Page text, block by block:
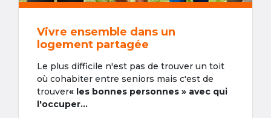
Vivre ensemble dans un
logement partagée
Le plus difficile n'est pas de trouver un toit
où cohabiter entre seniors mais c'est de
trouver« les bonnes personnes » avec qui
l'occuper...